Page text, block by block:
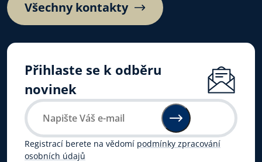
Všechny kontakty
Přihlaste se k odběru
novinek
Registrací berete na vědomí podmínky zpracování
osobních údajů